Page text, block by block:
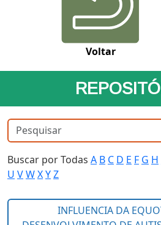
Voltar
Buscar por Todas A B C D E F G H
U VWXYZ